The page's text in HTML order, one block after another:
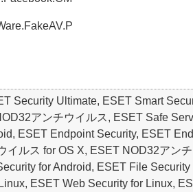
Security Ultimate, ESET Smart
アンチウイルス, ESET Safe
ESET Endpoint Security, ESET
イルス for OS X, ESET NOD32アン
for Android, ESET File
ESET Web Security for Linux,